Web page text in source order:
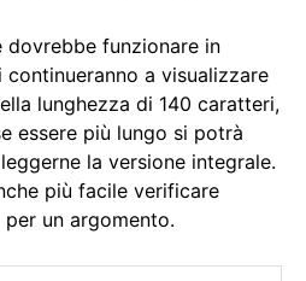
dovrebbe funzionare in
a visualizzare
lunghezza di 140 caratteri,
essere più lungo si potrà
la versione integrale.
più facile verificare
per un argomento.